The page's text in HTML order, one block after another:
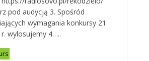
pod audycją 3. Spośród
wymagania konkursy 21
wylosujemy 4…..